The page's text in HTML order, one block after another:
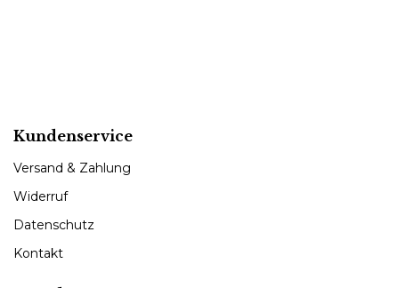
Kundenservice
Versand & Zahlung
Widerruf
Datenschutz
Kontakt